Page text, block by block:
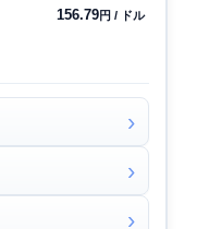
156.79円 / ドル